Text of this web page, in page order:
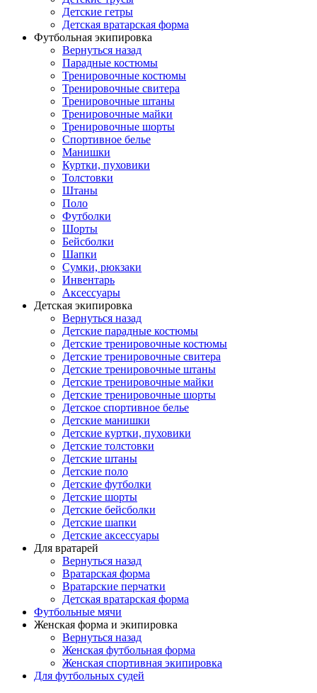
Детские гетры
Детская вратарская форма
Футбольная экипировка
Вернуться назад
Парадные костюмы
Тренировочные костюмы
Тренировочные свитера
Тренировочные штаны
Тренировочные майки
Тренировочные шорты
Спортивное белье
Манишки
Куртки, пуховики
Толстовки
Штаны
Поло
Футболки
Шорты
Бейсболки
Шапки
Сумки, рюкзаки
Инвентарь
Аксессуары
Детская экипировка
Вернуться назад
Детские парадные костюмы
Детские тренировочные костюмы
Детские тренировочные свитера
Детские тренировочные штаны
Детские тренировочные майки
Детские тренировочные шорты
Детское спортивное белье
Детские манишки
Детские куртки, пуховики
Детские толстовки
Детские штаны
Детские поло
Детские футболки
Детские шорты
Детские бейсболки
Детские шапки
Детские аксессуары
Для вратарей
Вернуться назад
Вратарская форма
Вратарские перчатки
Детская вратарская форма
Футбольные мячи
Женская форма и экипировка
Вернуться назад
Женская футбольная форма
Женская спортивная экипировка
Для футбольных судей